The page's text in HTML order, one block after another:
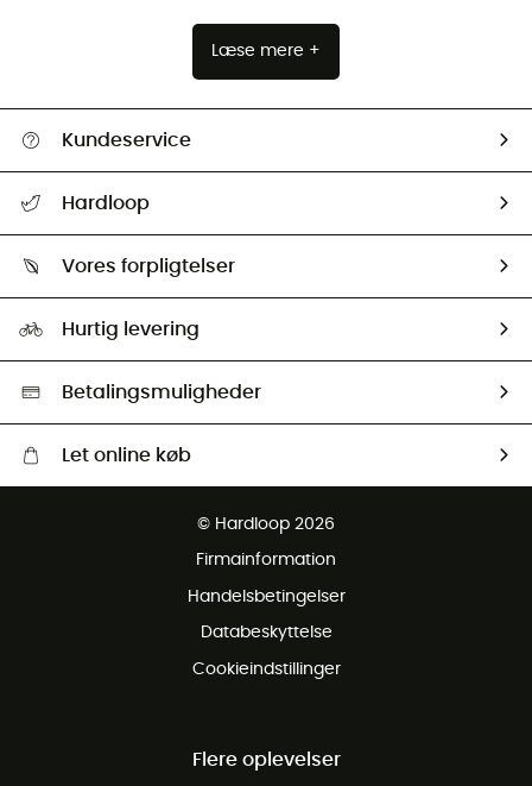
Læse mere +
Kundeservice
Returnering & Tilbagebetaling
Hardloop
Our ambassadors
Vores forpligtelser
Second hand
HardGreen Udvalg
Hurtig levering
Betalingsmuligheder
Let online køb
Gratis retur inden for 100 dage
© Hardloop 2026
Firmainformation
Handelsbetingelser
Databeskyttelse
Cookieindstillinger
Flere oplevelser